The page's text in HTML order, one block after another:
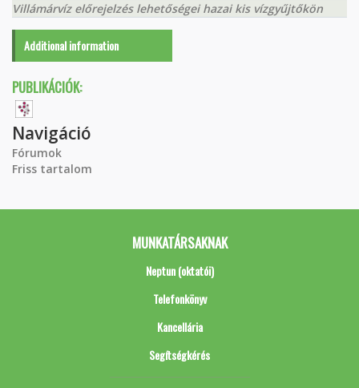
Villámárvíz előrejelzés lehetőségei hazai kis vízgyűjtőkön
Additional information
PUBLIKÁCIÓK:
Navigáció
Fórumok
Friss tartalom
MUNKATÁRSAKNAK
Neptun (oktatói)
Telefonkönyv
Kancellária
Segítségkérés